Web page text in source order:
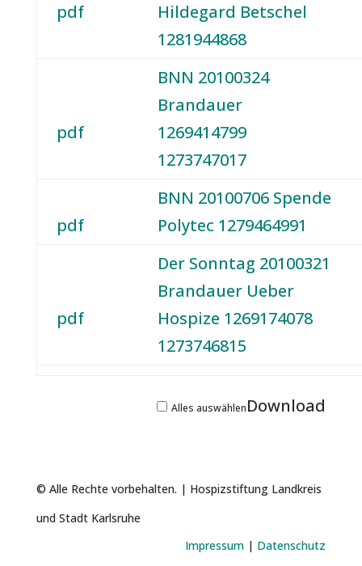
pdf
Hildegard Betschel
1281944868
pdf
BNN 20100324
Brandauer
1269414799
1273747017
pdf
BNN 20100706 Spende
Polytec 1279464991
pdf
Der Sonntag 20100321
Brandauer Ueber
Hospize 1269174078
1273746815
Alles auswählenDownload
© Alle Rechte vorbehalten. | Hospizstiftung Landkreis
und Stadt Karlsruhe
Impressum | Datenschutz